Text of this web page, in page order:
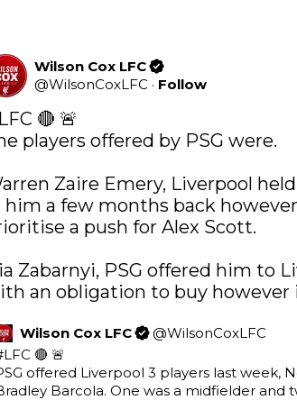
Wilson Cox LFC
@WilsonCoxLFC · Follow
🔴 🚨
players offered by PSG were.
Zaire Emery, Liverpool
him a few months back
a push for Alex Scott.
Zabarnyi, PSG offered him to
an obligation to buy however
Wilson Cox LFC @WilsonCoxLFC
🔴 🚨
offered Liverpool 3 players last week,
Barcola. One was a midfielder and